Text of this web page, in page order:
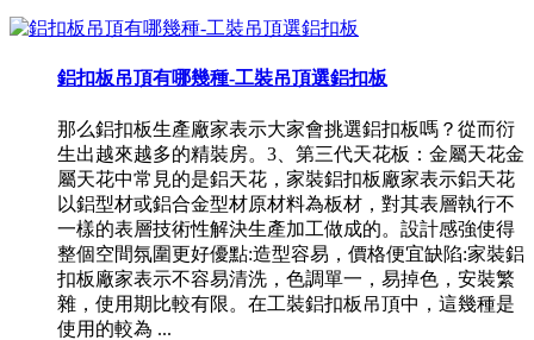
鋁扣板吊頂有哪幾種-工裝吊頂選鋁扣板
那么鋁扣板生產廠家表示大家會挑選鋁扣板嗎？從而衍
生出越來越多的精裝房。3、第三代天花板：金屬天花金
屬天花中常見的是鋁天花，家裝鋁扣板廠家表示鋁天花
以鋁型材或鋁合金型材原材料為板材，對其表層執行不
一樣的表層技術性解決生產加工做成的。設計感強使得
整個空間氛圍更好優點:造型容易，價格便宜缺陷:家裝鋁
扣板廠家表示不容易清洗，色調單一，易掉色，安裝繁
雜，使用期比較有限。在工裝鋁扣板吊頂中，這幾種是
使用的較為 ...